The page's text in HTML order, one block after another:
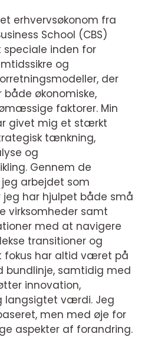
erhvervsøkonom fra
School (CBS)
inden for
og
der
økonomiske,
faktorer. Min
givet mig et stærkt
tænkning,
og
Gennem de
arbejdet som
jeg har hjulpet både små
virksomheder samt
med at navigere
transitioner og
fokus har altid været på
bundlinje, samtidig med
innovation,
langsigtet værdi. Jeg
men med øje for
aspekter af forandring.